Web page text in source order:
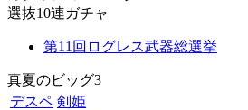
選抜10連ガチャ
第11回ログレス武器総選挙
真夏のビッグ3
デスペ 剣姫